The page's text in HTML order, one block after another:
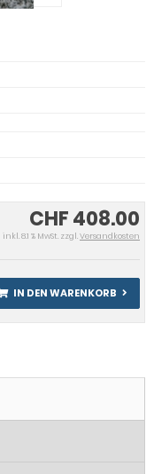
CHF 408.00
inkl. 8.1 % MwSt. zzgl.Versandkosten
IN DEN WARENKORB